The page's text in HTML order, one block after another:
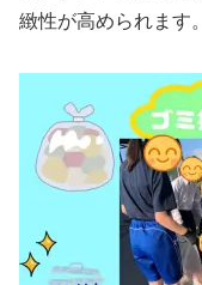
緻性が高められます。